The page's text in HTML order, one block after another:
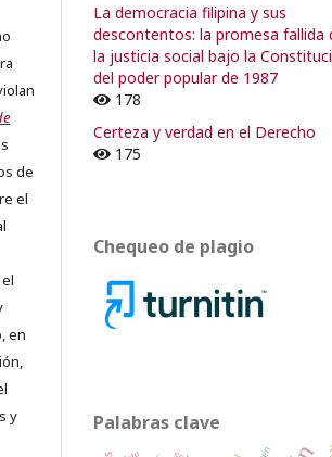
de
el
en
y
La democracia filipina y sus
descontentos: la promesa fallida
la justicia social bajo la
del poder popular de 1987
178
Certeza y verdad en el Derecho
175
Chequeo de plagio
Palabras clave